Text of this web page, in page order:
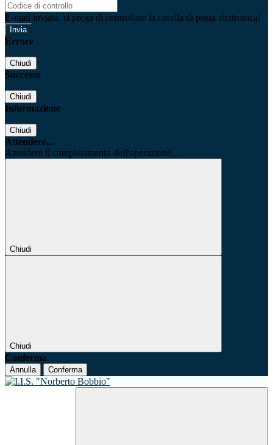
E-mail inviata, si prega di controllare la casella di posta elettronica!
Errore
Chiudi
Successo
Chiudi
Informazione
Chiudi
Attendere...
Attendere il completamento dell'operazione...
Chiudi
Chiudi
Conferma
Annulla Conferma